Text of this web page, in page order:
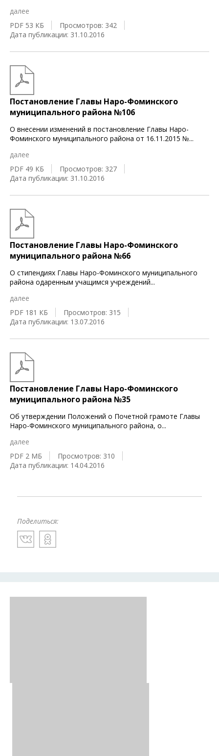
далее
PDF 53 КБ
Просмотров: 342
Дата публикации: 31.10.2016
Постановление Главы Наро-Фоминского
муниципального района №106
О внесении изменений в постановление Главы Наро-
Фоминского муниципального района от 16.11.2015 №...
далее
PDF 49 КБ
Просмотров: 327
Дата публикации: 31.10.2016
Постановление Главы Наро-Фоминского
муниципального района №66
О стипендиях Главы Наро-Фоминского муниципального
района одаренным учащимся учреждений...
далее
PDF 181 КБ
Просмотров: 315
Дата публикации: 13.07.2016
Постановление Главы Наро-Фоминского
муниципального района №35
Об утверждении Положений о Почетной грамоте Главы
Наро-Фоминского муниципального района, о...
далее
PDF 2 МБ
Просмотров: 310
Дата публикации: 14.04.2016
Поделиться: